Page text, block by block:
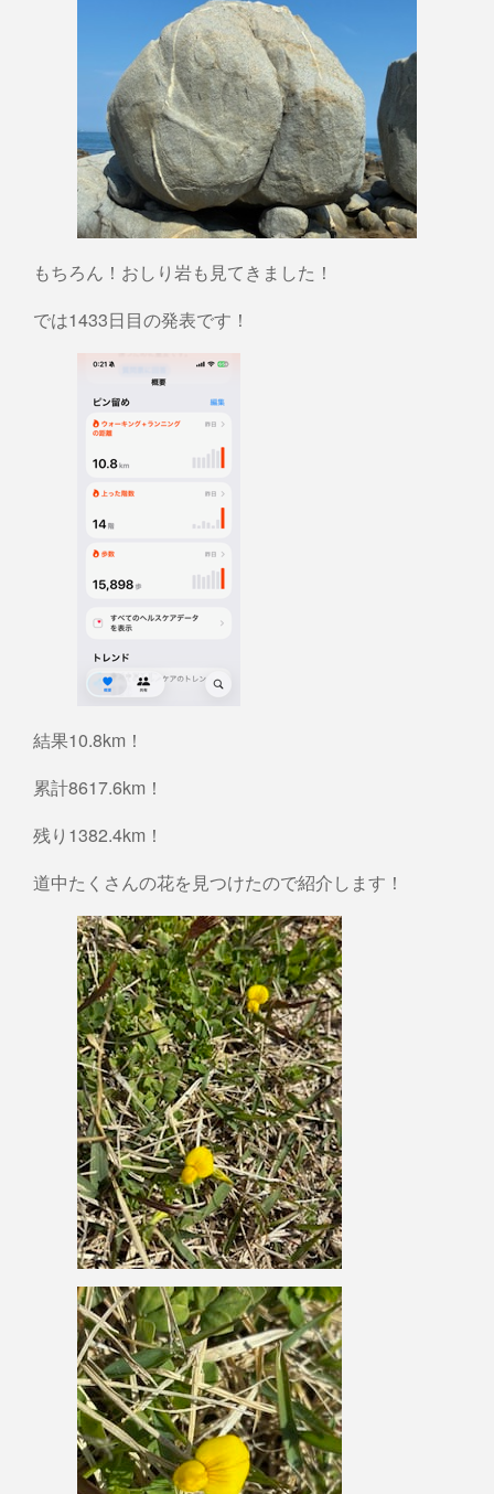
もちろん！おしり岩も見てきました！
では1433日目の発表です！
結果10.8km！
累計8617.6km！
残り1382.4km！
道中たくさんの花を見つけたので紹介します！